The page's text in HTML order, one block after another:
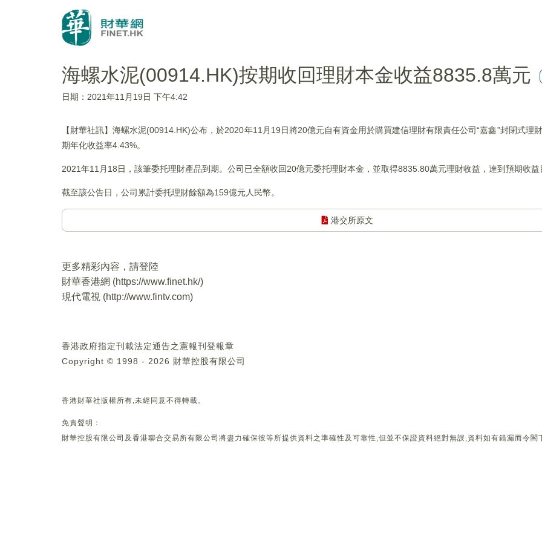
海螺水泥(00914.HK)按期收回理財本金收益8835.8萬元
日期：2021年11月19日 下午4:42
【財華社訊】海螺水泥(00914.HK)公布，於2020年11月19日將20億元自有資金用於購買建信理財有限責任公司“嘉鑫”封閉式理
期年化收益率4.43%。
2021年11月18日，該筆委托理財產品到期。公司已全額收回20億元委托理財本金，並取得8835.80萬元理財收益，達到預期收益
截至該公告日，公司累計委托理財餘額為159億元人民幣。
港交所原文
更多精彩內容，請登陸
財華香港網 (https://www.finet.hk/)
現代電視 (http://www.fintv.com)
香港政府指定刊載法定通告之憲報刊登報章
Copyright © 1998 - 2026 財華控股有限公司
香港財華社版權所有,未經同意不得轉載。
免責聲明：
財華控股有限公司及香港聯合交易所有限公司將盡力確保彼等所提供資料之準確性及可靠性,但並不保證資料絕對無誤,資料如有錯漏而令閣